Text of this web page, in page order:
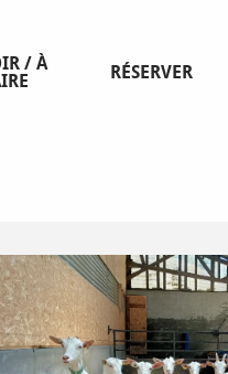
/ À
RÉSERVER